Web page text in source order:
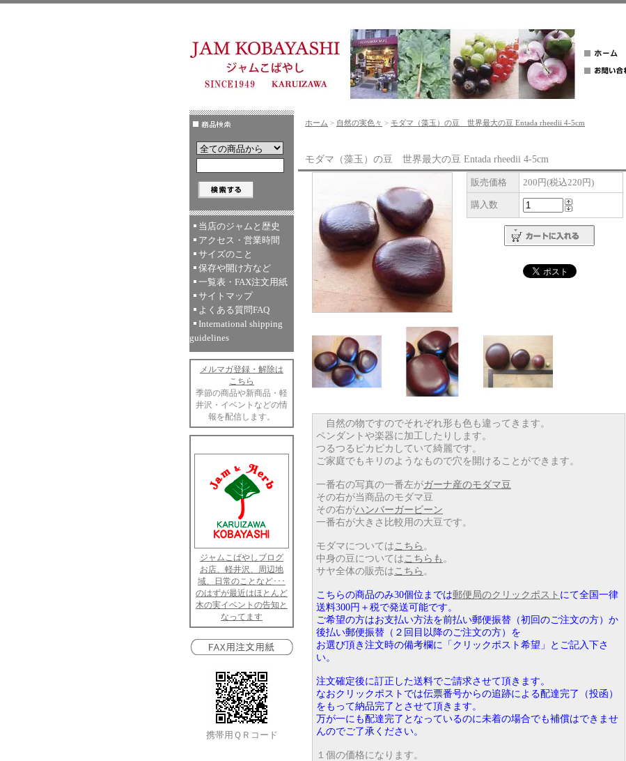
当店のジャムと歴史
アクセス・営業時間
サイズのこと
保存や開け方など
一覧表・FAX注文用紙
サイトマップ
よくある質問FAQ
International shipping
guidelines
メルマガ登録・解除は
こちら
季節の商品や新商品・軽
井沢・イベントなどの情
報を配信します。
ジャムこばやしブログ
お店、軽井沢、周辺地
域、日常のことなど･･･
のはずが最近はほとんど
木の実イベントの告知と
なってます
携帯用ＱＲコード
ホーム > 自然の実色々 > モダマ（藻玉）の豆 世界最大の豆 Entada rheedii 4-5cm
モダマ（藻玉）の豆 世界最大の豆 Entada rheedii 4-5cm
販売価格 200円(税込220円)
購入数
自然の物ですのでそれぞれ形も色も違ってきます。
ペンダントや楽器に加工したりします。
つるつるピカピカしていて綺麗です。
ご家庭でもキリのようなもので穴を開けることができます。
一番右の写真の一番左がガーナ産のモダマ豆
その右が当商品のモダマ豆
その右がハンバーガービーン
一番右が大きさ比較用の大豆です。
モダマについては こちら 。
中身の豆については こちらも 。
サヤ全体の販売は こちら 。
こちらの商品のみ30個位までは郵便局のクリックポスト にて全国一律
送料300円＋税で発送可能です。
ご希望の方はお支払い方法を前払い郵便振替（初回のご注文の方）か
後払い郵便振替（２回目以降のご注文の方）を
お選び頂き注文時の備考欄に「クリックポスト希望」とご記入下さ
い。
注文確定後に訂正した送料でご請求させて頂きます。
なおクリックポストでは伝票番号からの追跡による配達完了（投函）
をもって納品完了とさせて頂きます。
万が一にも配達完了となっているのに未着の場合でも補償はできませ
んのでご了承ください。
１個の価格になります。